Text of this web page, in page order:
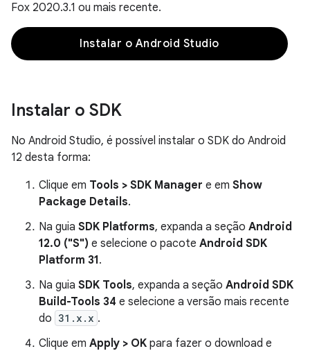
Fox 2020.3.1 ou mais recente.
Instalar o Android Studio
Instalar o SDK
No Android Studio, é possível instalar o SDK do Android
12 desta forma:
Clique em Tools > SDK Manager e em Show
Package Details.
Na guia SDK Platforms, expanda a seção Android
12.0 ("S") e selecione o pacote Android SDK
Platform 31.
Na guia SDK Tools, expanda a seção Android SDK
Build-Tools 34 e selecione a versão mais recente
do 31.x.x .
Clique em Apply > OK para fazer o download e